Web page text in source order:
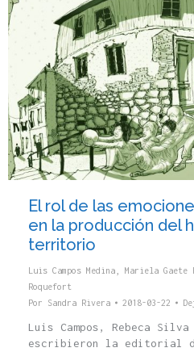
El rol de las
en la producción del
territorio
Luis Campos Medina Mariela Gaete
Roquefort
Por Sandra Rivera 2018-03-22
Luis Campos, Rebeca
escribieron la editorial